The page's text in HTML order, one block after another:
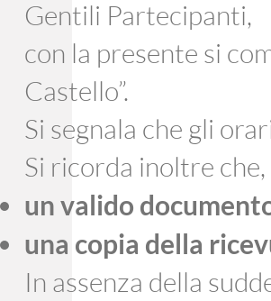
Gentili Partecipanti,
con la presente si
Castello”.
Si segnala che gli
Si ricorda inoltre
un valido
una copia della
In assenza della